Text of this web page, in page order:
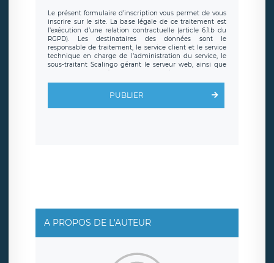
Le présent formulaire d’inscription vous permet de vous
inscrire sur le site. La base légale de ce traitement est
l’exécution d’une relation contractuelle (article 6.1.b du
RGPD). Les destinataires des données sont le
responsable de traitement, le service client et le service
technique en charge de l’administration du service, le
sous-traitant Scalingo gérant le serveur web, ainsi que
toute personne légalement autorisée. Le formulaire
d’inscription est hébergé sur un serveur hébergé par
clauses de
protection conformes au RGPD
. Les données collectées
sont conservées jusqu’à ce que l’Internaute en sollicite la
rue Léopold Sédar Senghor, joignable à l’adresse mail :
responsabledetraitement@legavox.fr. Vous avez
également le droit d’introduire une réclamation auprès
d’une autorité de contrôle.
PUBLIER
A PROPOS DE L'AUTEUR